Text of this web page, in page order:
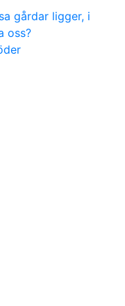
gårdar ligger, i
oss?